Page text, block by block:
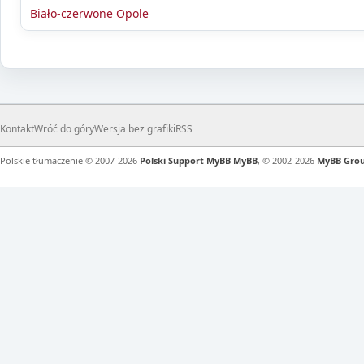
Biało-czerwone Opole
KontaktWróć do góryWersja bez grafikiRSS
Polskie tłumaczenie © 2007-2026 Polski Support MyBB MyBB, © 2002-2026 MyBB